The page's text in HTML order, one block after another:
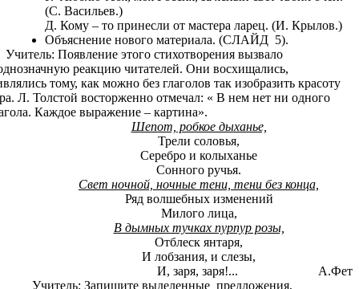
(С. Васильев.)
Д. Кому – то принесли от мастера ларец. (И. Крылов.)
Объяснение нового материала. (СЛАЙД 5).
Появление этого стихотворения вызвало
реакцию читателей. Они восхищались,
тому, как можно без глаголов так изобразить красоту
Л. Толстой восторженно отмечал: « В нем нет ни одного
Каждое выражение – картина».
Шепот, робкое дыханье,
Трели соловья,
Серебро и колыханье
Сонного ручья.
Свет ночной, ночные тени, тени без конца,
Ряд волшебных изменений
Милого лица,
В дымных тучках пурпур розы,
Отблеск янтаря,
И лобзания, и слезы,
И, заря, заря!... А.Фет
Учитель: Запишите выделенные предложения,